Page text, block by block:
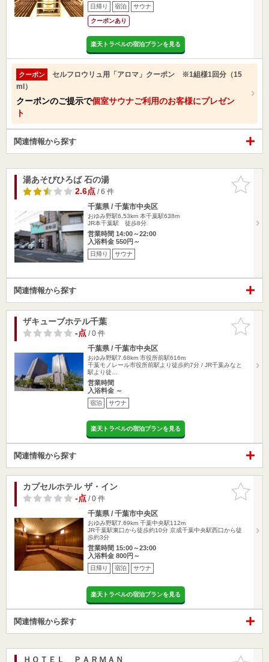
日帰り 宿泊 サウナ
クーポンあり
楽天トラベルの宿泊プランを見る
クーポン
セルフロウリュ用「アロマ」クーポン ※1組様1回分（15
ml）
クーポンのご提示で個室サウナご利用のお客様にプレゼン
ト
関連情報から探す
お気に入
りに追加
湯あそびひろば 石の湯
2.6点/ 6 件
千葉県 / 千葉市中央区
おゆみ野駅6.53km 本千葉駅638m
JR本千葉駅 徒歩8分
営業時間 14:00～22:00
入浴料金 550円～
日帰り サウナ
関連情報から探す
お気に入
りに追加
ザキューブホテル千葉
-点/ 0 件
千葉県 / 千葉市中央区
おゆみ野駅7.68km 市役所前駅616m
千葉モノレール市役所前駅より徒歩約7分 / JR千葉みなと
駅より徒…
営業時間
入浴料金 ～
宿泊 サウナ
楽天トラベルの宿泊プランを見る
関連情報から探す
お気に入
りに追加
カプセルホテル ザ・イン
-点/ 0 件
千葉県 / 千葉市中央区
おゆみ野駅7.69km 千葉中央駅112m
JR千葉駅東口から徒歩約10分 京成千葉中央駅西口から徒
歩約3分
営業時間 15:00～23:00
入浴料金 800円～
日帰り 宿泊 サウナ
楽天トラベルの宿泊プランを見る
関連情報から探す
お気に入
ＨＯＴＥＬ ＰＡＲＭＡＮ